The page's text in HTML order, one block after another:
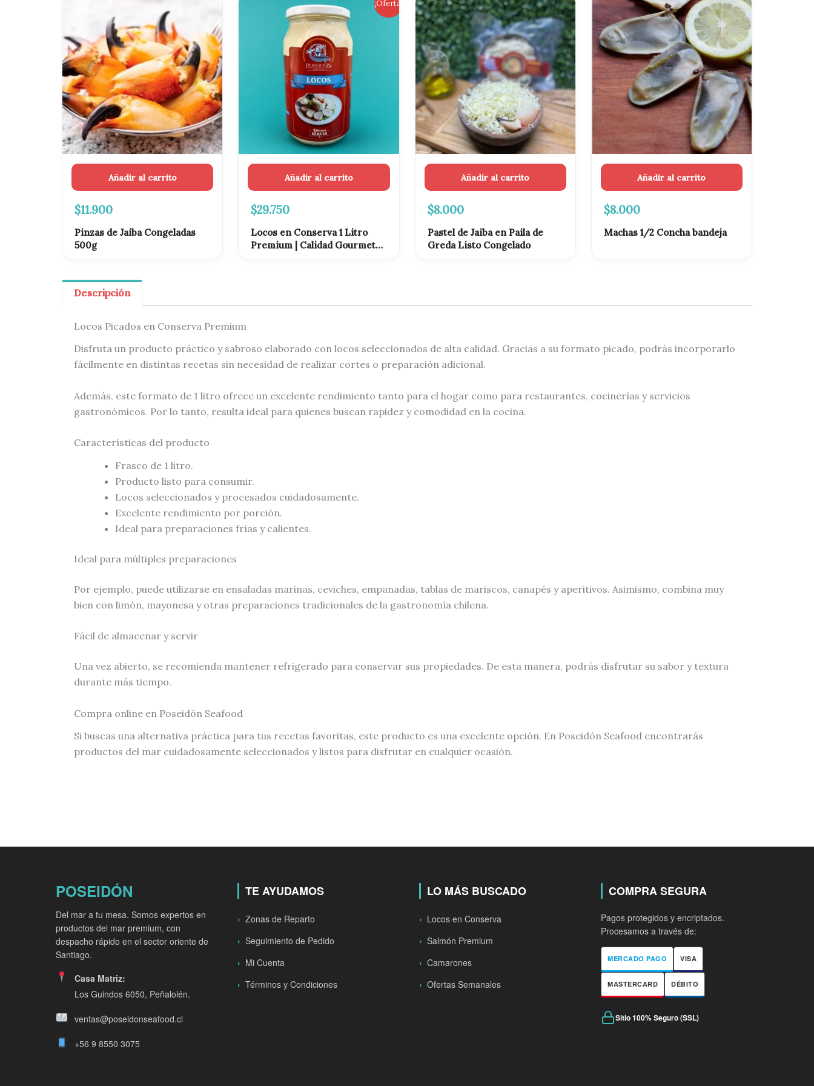
Añadir al carrito
$11.900
Pinzas de Jaiba Congeladas
500g
¡Oferta!
Añadir al carrito
original
$31.990.
$29.750
precio
actual
es:
$29.750.
Locos en Conserva 1 Litro
Premium | Calidad Gourmet
Añadir al carrito
$8.000
Pastel de Jaiba en Paila de
Greda Listo Congelado
Añadir al carrito
$8.000
Machas 1/2 Concha bandeja
Descripción
Locos Picados en Conserva Premium
Disfruta un producto práctico y sabroso elaborado con locos seleccionados de alta calidad. Gracias a su formato picado, podrás incorporarlo
fácilmente en distintas recetas sin necesidad de realizar cortes o preparación adicional.
Además, este formato de 1 litro ofrece un excelente rendimiento tanto para el hogar como para restaurantes, cocinerías y servicios
gastronómicos. Por lo tanto, resulta ideal para quienes buscan rapidez y comodidad en la cocina.
Características del producto
Frasco de 1 litro.
Producto listo para consumir.
Locos seleccionados y procesados cuidadosamente.
Excelente rendimiento por porción.
Ideal para preparaciones frías y calientes.
Ideal para múltiples preparaciones
Por ejemplo, puede utilizarse en ensaladas marinas, ceviches, empanadas, tablas de mariscos, canapés y aperitivos. Asimismo, combina muy
bien con limón, mayonesa y otras preparaciones tradicionales de la gastronomía chilena.
Fácil de almacenar y servir
Una vez abierto, se recomienda mantener refrigerado para conservar sus propiedades. De esta manera, podrás disfrutar su sabor y textura
durante más tiempo.
Compra online en Poseidón Seafood
Si buscas una alternativa práctica para tus recetas favoritas, este producto es una excelente opción. En Poseidón Seafood encontrarás
productos del mar cuidadosamente seleccionados y listos para disfrutar en cualquier ocasión.
POSEIDÓN
Del mar a tu mesa. Somos expertos en
productos del mar premium, con
despacho rápido en el sector oriente de
Santiago.
Casa Matriz:
Los Guindos 6050, Peñalolén.
ventas@poseidonseafood.cl
+56 9 8550 3075
TE AYUDAMOS
Zonas de Reparto
Seguimiento de Pedido
Mi Cuenta
Términos y Condiciones
LO MÁS BUSCADO
Locos en Conserva
Salmón Premium
Camarones
Ofertas Semanales
COMPRA SEGURA
Pagos protegidos y encriptados.
Procesamos a través de:
MERCADO PAGO VISA
MASTERCARD DÉBITO
Sitio 100% Seguro (SSL)